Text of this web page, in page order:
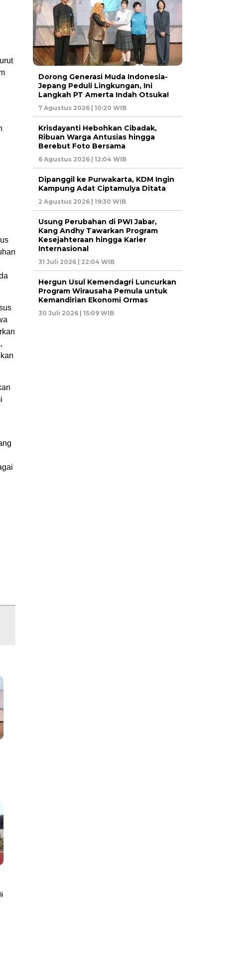
Dorong Generasi Muda Indonesia-
Jepang Peduli Lingkungan, Ini
Langkah PT Amerta Indah Otsuka!
7 Agustus 2026 | 10:20 WIB
Krisdayanti Hebohkan Cibadak,
Ribuan Warga Antusias hingga
Berebut Foto Bersama
6 Agustus 2026 | 12:04 WIB
Dipanggil ke Purwakarta, KDM Ingin
Kampung Adat Ciptamulya Ditata
2 Agustus 2026 | 19:30 WIB
Usung Perubahan di PWI Jabar,
Kang Andhy Tawarkan Program
Kesejahteraan hingga Karier
Internasional
31 Juli 2026 | 22:04 WIB
Hergun Usul Kemendagri Luncurkan
Program Wirausaha Pemula untuk
Kemandirian Ekonomi Ormas
30 Juli 2026 | 15:09 WIB